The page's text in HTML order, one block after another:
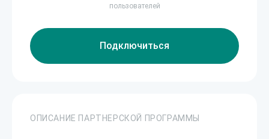
пользователей
Подключиться
ОПИСАНИЕ ПАРТНЕРСКОЙ ПРОГРАММЫ